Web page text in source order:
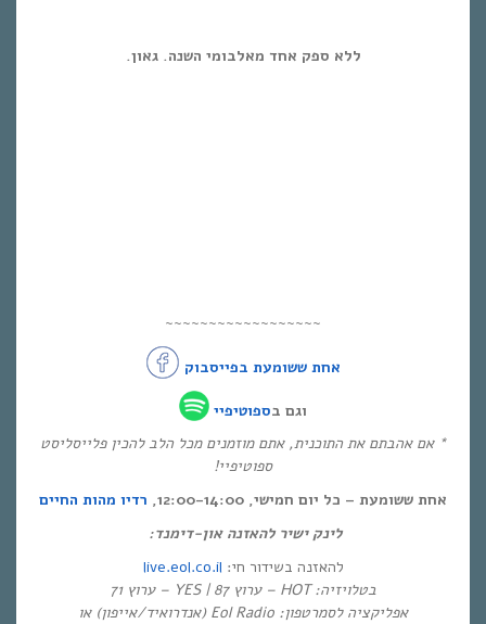
ללא ספק אחד מאלבומי השנה. גאון.
~~~~~~~~~~~~~~~~~~
אחת ששומעת בפייסבוק
וגם בספוטיפיי
* אם אהבתם את התוכנית, אתם מוזמנים מכל הלב להכין פלייסליסט
ספוטיפיי!
אחת ששומעת – כל יום חמישי, 12:00-14:00,
רדיו מהות החיים
לינק ישיר להאזנה און-דימנד:
להאזנה בשידור חי: live.eol.co.il
בטלויזיה: HOT – ערוץ 87 | YES – ערוץ 71
אפליקציה לסמרטפון: Eol Radio (אנדרואיד/אייפון) או